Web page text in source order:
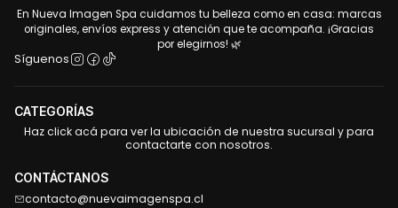
En Nueva Imagen Spa cuidamos tu belleza como en casa: marcas
originales, envíos express y atención que te acompaña. ¡Gracias
por elegirnos! 🌿
Síguenos
CATEGORÍAS
Haz click acá para ver la ubicación de nuestra sucursal y para
contactarte con nosotros.
CONTÁCTANOS
contacto@nuevaimagenspa.cl